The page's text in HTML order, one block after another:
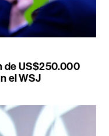
de US$250.000
el WSJ